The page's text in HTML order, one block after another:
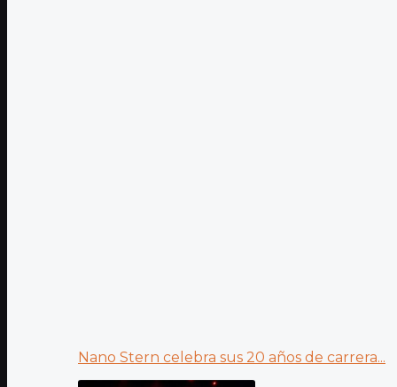
Nano Stern celebra sus 20 años de carrera...